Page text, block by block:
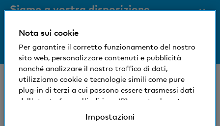
Rivista
Organi dirigenti
Medien
Impronta sociale ed ecologica
+41 (0)800 88 99 66
Siamo a vostra disposizione
Aiuto e contatto
Succursali e Bancomat
Informazioni sulla banca
© Banca Cler
Condizioni e avvisi giuridici
Nota sui cookie
Per garantire il corretto funzionamento del nostro
sito web, personalizzare contenuti e pubblicità
nonché analizzare il nostro traffico di dati,
utilizziamo cookie e tecnologie simili come pure
plug-in di terzi a cui possono essere trasmessi dati
dell'utente (come l'indirizzo IP), eventualmente
modificare le impostazioni per l'uso di cookie e
Impostazioni